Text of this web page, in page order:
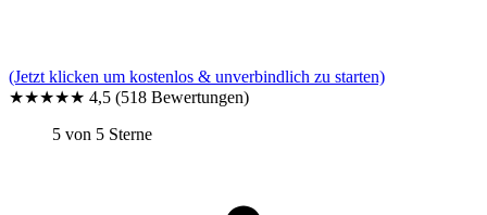
(Jetzt klicken um kostenlos & unverbindlich zu starten)
★★★★★ 4,5 (518 Bewertungen)
5 von 5 Sterne